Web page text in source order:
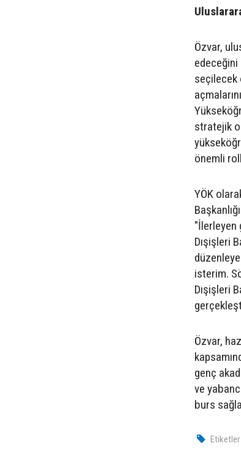
Özvar,
seçilecek
stratejik
önemli
YÖK
"İlerleyen
Dışişleri
isterim.
Dışişleri
Özvar,
genç
ve
burs
Etiketler